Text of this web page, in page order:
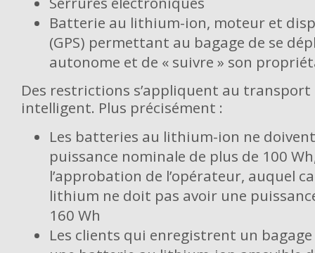
Batterie au lithium-ion, moteur et
(GPS) permettant au bagage de se
autonome et de « suivre » son
Des restrictions s’appliquent au transport
intelligent. Plus précisément :
Les batteries au lithium-ion ne
puissance nominale de plus de 100
l’approbation de l’opérateur, auquel
lithium ne doit pas avoir une
160 Wh
Les clients qui enregistrent un